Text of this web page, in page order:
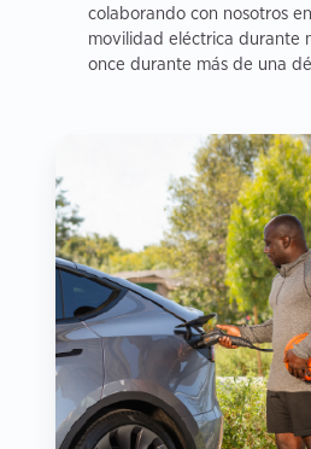
colaborando con nosotros
movilidad eléctrica durante
once durante más de una